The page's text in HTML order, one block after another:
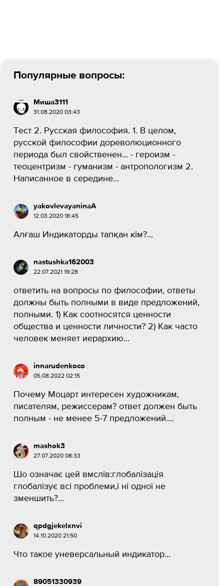
Популярные вопросы:
Миша3111
31.08.2020 03:43
Тест 2. Русская философия. 1. В целом,
русской философии дореволюционного
периода был свойственен... - героизм -
теоцентризм - гуманизм - антропологизм 2.
Написанное в середине...
yakovlevayaninaA
12.03.2020 18:45
Алғаш Индикаторды тапқан кім?​...
nastushka162003
22.07.2021 19:28
ответить на вопросы по философии, ответы
должны быть полными в виде предложений,
полными. 1) Как соотносятся ценности
общества и ценности личности? 2) Как часто
человек меняет иерархию...
innarudenkoco
05.08.2022 02:15
Почему Моцарт интересен художникам,
писателям, режиссерам? ответ должен быть
полным - не менее 5-7 предложений....
mashok3
27.07.2020 08:33
Шо означає цей вмслів:глобалізація
глобалізує всі проблеми,і ні одної не
зменшить?​...
qpdgjekelxnvi
14.10.2020 21:50
Что такое уневерсальный индикатор...
89051330939